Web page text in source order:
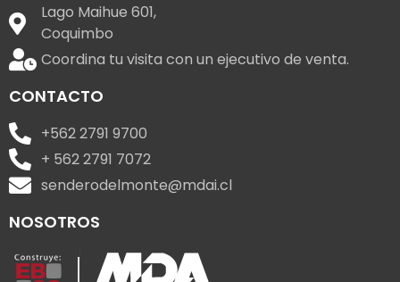
Lago Maihue 601,
Coquimbo
Coordina tu visita con un ejecutivo de venta.
CONTACTO
+562 2791 9700
+ 562 2791 7072
senderodelmonte@mdai.cl
NOSOTROS